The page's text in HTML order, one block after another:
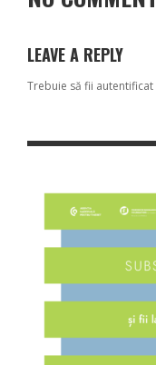
LEAVE A REPLY
Trebuie să fii autentificat